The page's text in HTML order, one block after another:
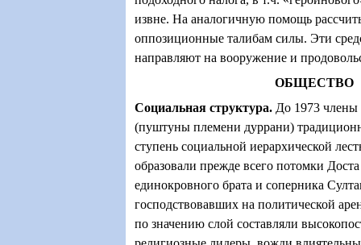
извне. На аналогичную помощь
оппозиционные талибам силы. Эти
направляют на вооружение и
ОБЩЕСТВО
Социальная структура. До 1973 члены
(пуштуны племени дуррани)
ступень социальной иерархической
образовали прежде всего потомки
единокровного брата и соперника
господствовавших на политической
по значению слой составляли